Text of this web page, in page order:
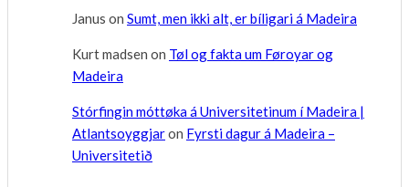
Janus on Sumt, men ikki alt, er bíligari á Madeira
Kurt madsen on Tøl og fakta um Føroyar og
Madeira
Stórfingin móttøka á Universitetinum í Madeira |
Atlantsoyggjaron Fyrsti dagur á Madeira –
Universitetið